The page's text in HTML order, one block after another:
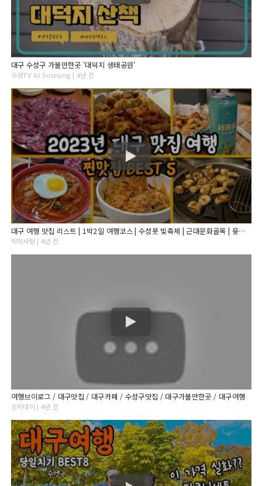
대구 수성구 가볼만한곳 '대덕지 생태공원'
수성TV At Suseong | 4년 전
대구 여행 맛집 리스트 | 1박2일 여행코스 | 수성못 빛축제 | 근대문화골목 | 뭉티기 | 대구막창 | 납작만두
박허사탕 | 4년 전
여행브이로그 / 대구맛집 / 대구카페 / 수성구맛집 / 대구가볼만한곳 / 대구여행
승지데이 | 4년 전